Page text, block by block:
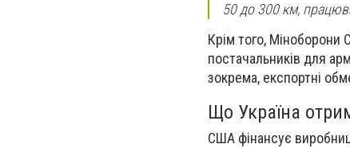
50 до 300 км,
Крім того,
постачальників для
зокрема, експортні
Що Україна
США фінансує